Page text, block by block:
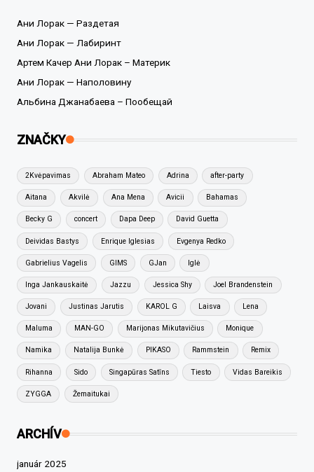
Ани Лорак — Раздетая
Ани Лорак — Лабиринт
Артем Качер Ани Лорак – Материк
Ани Лорак — Наполовину
Альбина Джанабаева – Пообещай
ZNAČKY
2Kvėpavimas Abraham Mateo Adrina after-party
Aitana Akvilė Ana Mena Avicii Bahamas
Becky G concert Dapa Deep David Guetta
Deividas Bastys Enrique Iglesias Evgenya Redko
Gabrielius Vagelis GIMS GJan Iglė
Inga Jankauskaitė Jazzu Jessica Shy Joel Brandenstein
Jovani Justinas Jarutis KAROL G Laisva Lena
Maluma MAN-GO Marijonas Mikutavičius Monique
Namika Natalija Bunkė PIKASO Rammstein Remix
Rihanna Sido Singapūras Satīns Tiesto Vidas Bareikis
ZYGGA Žemaitukai
ARCHÍV
január 2025